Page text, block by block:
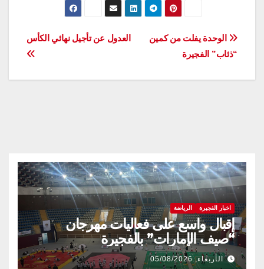
تصفّح
المقالات
العدول عن تأجيل نهائي الكأس
الوحدة يفلت من كمين
“ذئاب” الفجيرة
اخبار الفجيرة الرياضة
إقبال واسع على فعاليات مهرجان
“صيف الإمارات” بالفجيرة
الأربعاء, 05/08/2026